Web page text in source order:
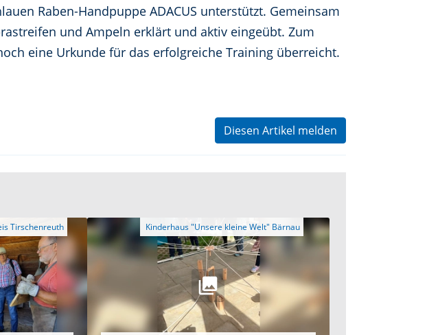
Raben-Handpuppe ADACUS unterstützt. Gemeinsam
und Ampeln erklärt und aktiv eingeübt. Zum
eine Urkunde für das erfolgreiche Training überreicht.
Diesen Artikel melden
Netzwerk Inklusion Landkreis Tirschenreuth